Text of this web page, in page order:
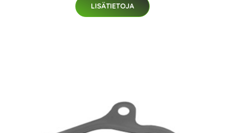
LISÄTIETOJA